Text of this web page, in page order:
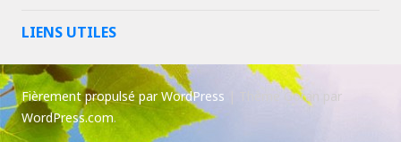
LIENS UTILES
Fièrement propulsé par WordPress
Thème Goran par
WordPress.com.